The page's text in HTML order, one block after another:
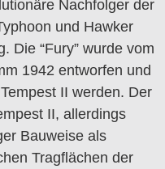
Nachfolger der
und Hawker
Die “Fury” wurde vom
1942 entworfen und
II werden. Der
II, allerdings
Bauweise als
Tragflächen der